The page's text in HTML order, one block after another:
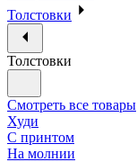
Толстовки
Толстовки
Смотреть все товары
Худи
С принтом
На молнии